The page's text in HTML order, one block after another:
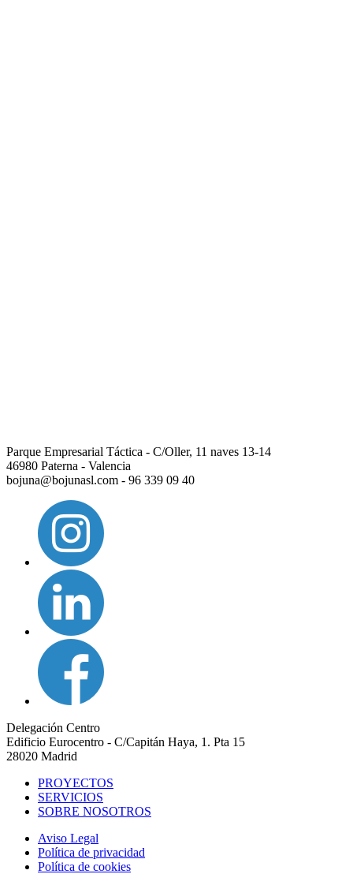
Parque Empresarial Táctica - C/Oller, 11 naves 13-14
46980 Paterna - Valencia
bojuna@bojunasl.com - 96 339 09 40
Delegación Centro
Edificio Eurocentro - C/Capitán Haya, 1. Pta 15
28020 Madrid
PROYECTOS
SERVICIOS
SOBRE NOSOTROS
Aviso Legal
Política de privacidad
Política de cookies